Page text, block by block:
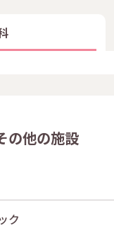
の他の施設
ク